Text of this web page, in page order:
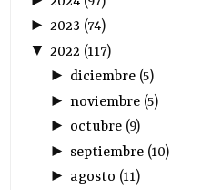
►2023 (74)
▼ 2022 (117)
► diciembre(5)
► noviembre(5)
► octubre(9)
► septiembre(10)
► agosto (11)